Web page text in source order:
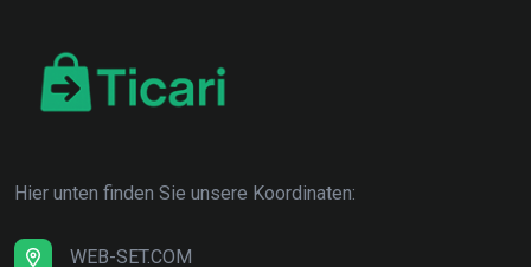
Hier unten finden Sie unsere Koordinaten:
WEB-SET.COM